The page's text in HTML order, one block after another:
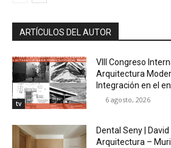
ARTÍCULOS DEL AUTOR
tv
VIII Congreso
Arquitectura
Integración en el
6 agosto, 2026
Dental Seny |
Arquitectura –